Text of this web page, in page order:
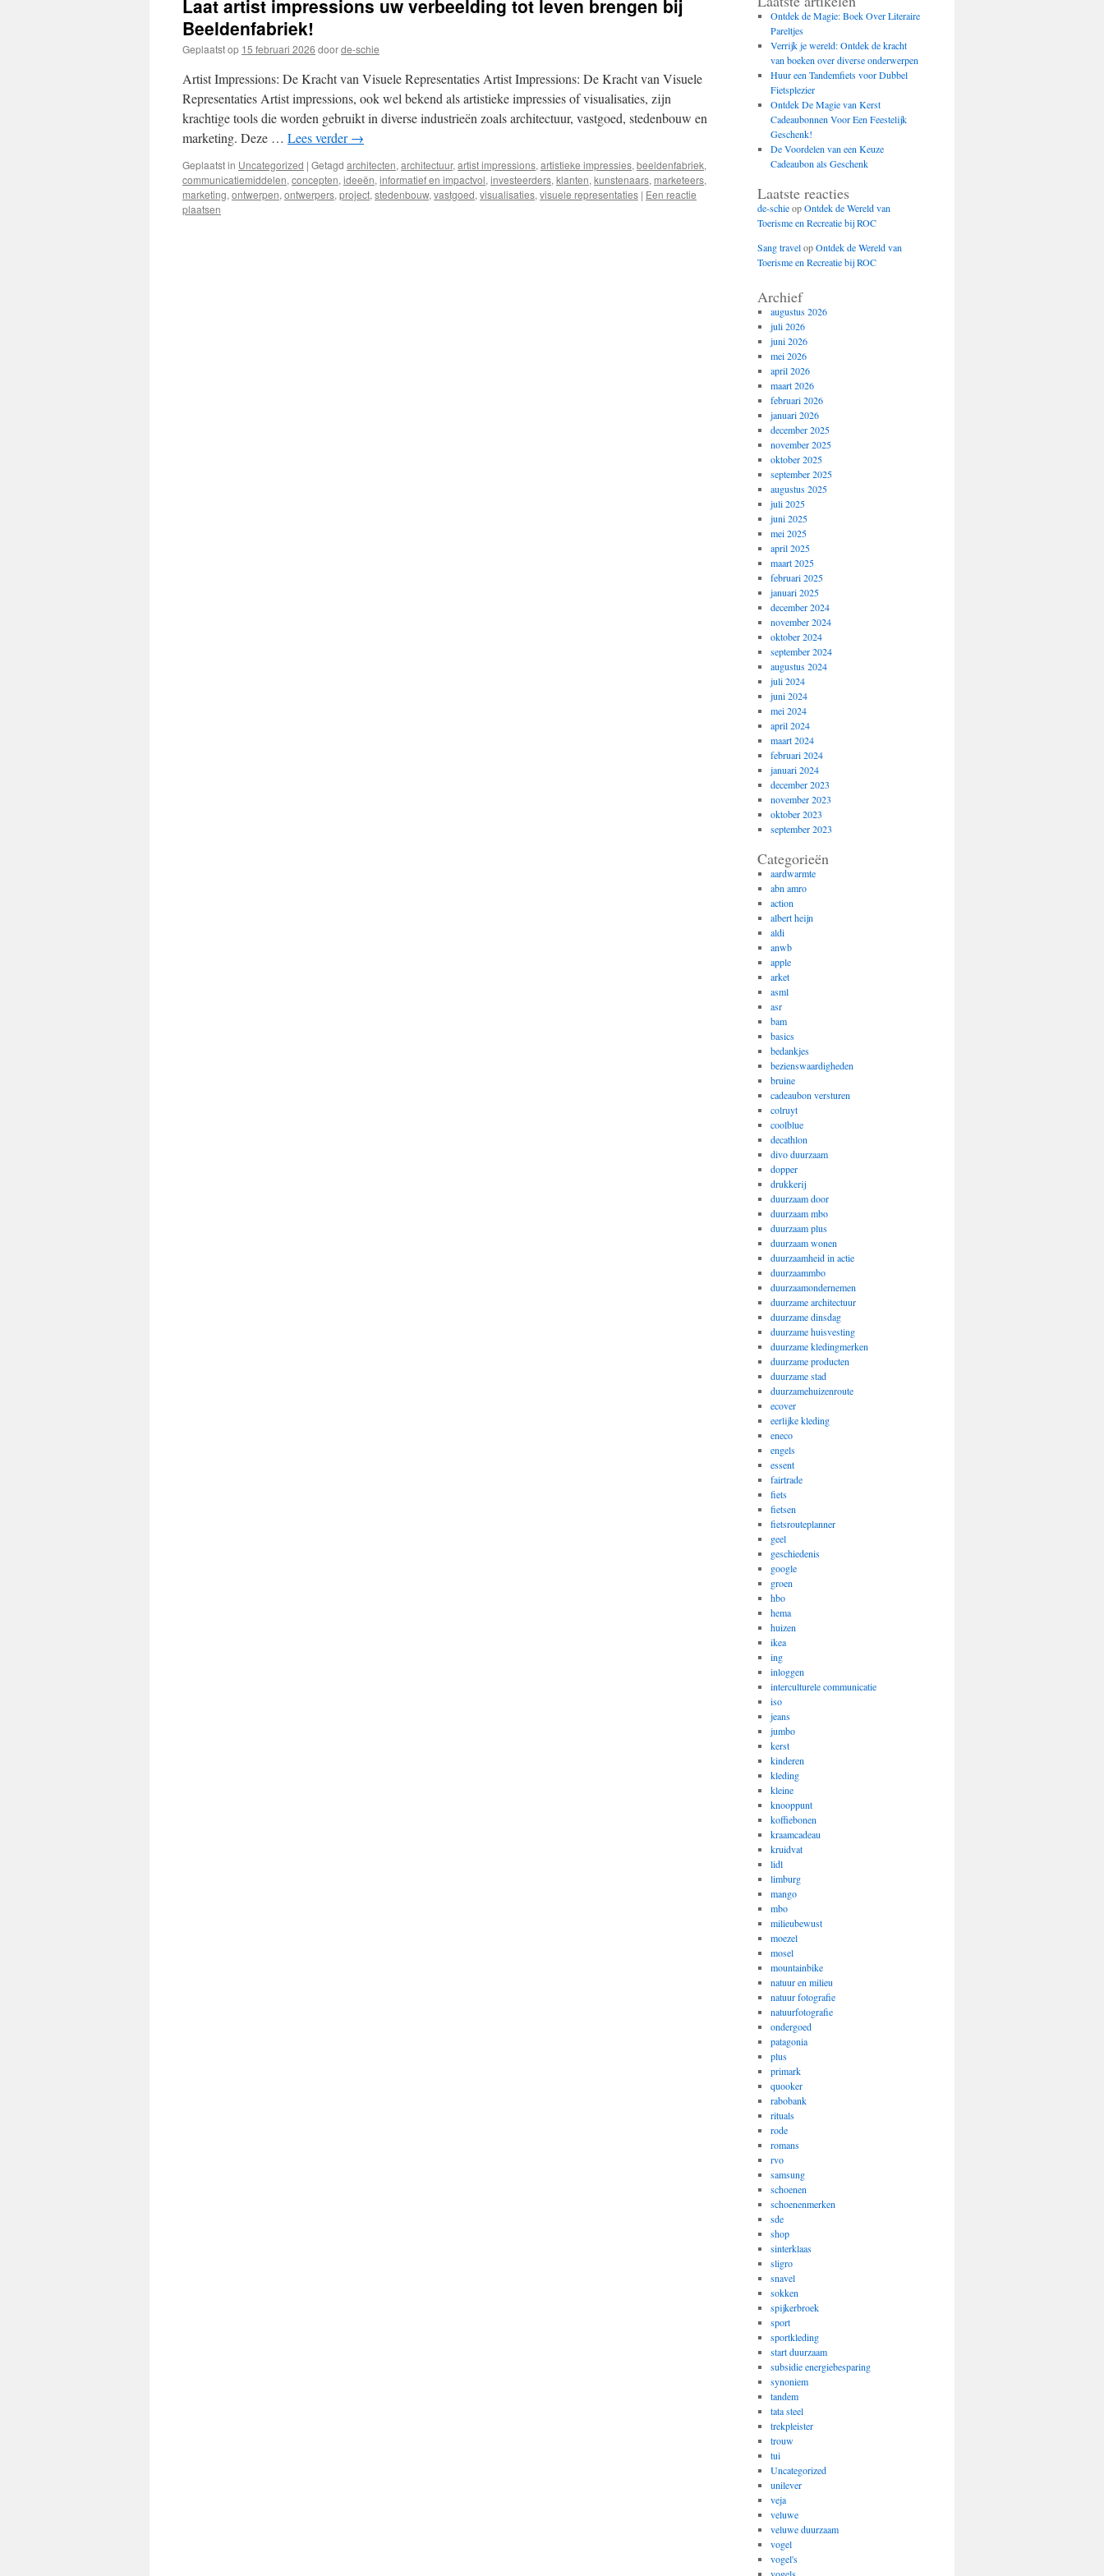
inhoud
Laat artist impressions uw verbeelding tot leven brengen bij
Beeldenfabriek!
Geplaatst op 15 februari 2026 doorde-schie
Artist Impressions: De Kracht van Visuele Representaties Artist Impressions: De Kracht van Visuele
Representaties Artist impressions, ook wel bekend als artistieke impressies of visualisaties, zijn
krachtige tools die worden gebruikt in diverse industrieën zoals architectuur, vastgoed, stedenbouw en
marketing. Deze … Lees verder→
Geplaatst in Uncategorized | Getagd architecten, architectuur, artist impressions, artistieke impressies, beeldenfabriek,
communicatiemiddelen, concepten, ideeën, informatief en impactvol, investeerders, klanten, kunstenaars, marketeers,
marketing, ontwerpen, ontwerpers, project, stedenbouw, vastgoed, visualisaties, visuele representaties | Een reactie
plaatsen
Ontdek de Magie: Boek Over Literaire
Pareltjes
Verrijk je wereld: Ontdek de kracht
van boeken over diverse onderwerpen
Huur een Tandemfiets voor Dubbel
Fietsplezier
Ontdek De Magie van Kerst
Cadeaubonnen Voor Een Feestelijk
Geschenk!
De Voordelen van een Keuze
Cadeaubon als Geschenk
Laatste reacties
de-schieopOntdek de Wereld van
Toerisme en Recreatie bij ROC
Sang travelopOntdek de Wereld van
Toerisme en Recreatie bij ROC
Archief
augustus 2026
juli 2026
juni 2026
mei 2026
april 2026
maart 2026
februari 2026
januari 2026
december 2025
november 2025
oktober 2025
september 2025
augustus 2025
juli 2025
juni 2025
mei 2025
april 2025
maart 2025
februari 2025
januari 2025
december 2024
november 2024
oktober 2024
september 2024
augustus 2024
juli 2024
juni 2024
mei 2024
april 2024
maart 2024
februari 2024
januari 2024
december 2023
november 2023
oktober 2023
september 2023
Categorieën
aardwarmte
abn amro
action
albert heijn
aldi
anwb
apple
arket
asml
asr
bam
basics
bedankjes
bezienswaardigheden
bruine
cadeaubon versturen
colruyt
coolblue
decathlon
divo duurzaam
dopper
drukkerij
duurzaam door
duurzaam mbo
duurzaam plus
duurzaam wonen
duurzaamheid in actie
duurzaammbo
duurzaamondernemen
duurzame architectuur
duurzame dinsdag
duurzame huisvesting
duurzame kledingmerken
duurzame producten
duurzame stad
duurzamehuizenroute
ecover
eerlijke kleding
eneco
engels
essent
fairtrade
fiets
fietsen
fietsrouteplanner
geel
geschiedenis
google
groen
hbo
hema
huizen
ikea
ing
inloggen
interculturele communicatie
iso
jeans
jumbo
kerst
kinderen
kleding
kleine
knooppunt
koffiebonen
kraamcadeau
kruidvat
lidl
limburg
mango
mbo
milieubewust
moezel
mosel
mountainbike
natuur en milieu
natuur fotografie
natuurfotografie
ondergoed
patagonia
plus
primark
quooker
rabobank
rituals
rode
romans
rvo
samsung
schoenen
schoenenmerken
sde
shop
sinterklaas
sligro
snavel
sokken
spijkerbroek
sport
sportkleding
start duurzaam
subsidie energiebesparing
synoniem
tandem
tata steel
trekpleister
trouw
tui
Uncategorized
unilever
veja
veluwe
veluwe duurzaam
vogel
vogel's